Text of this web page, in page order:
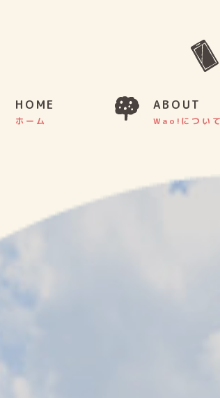
HOME
ホーム
ABOUT
Wao!について